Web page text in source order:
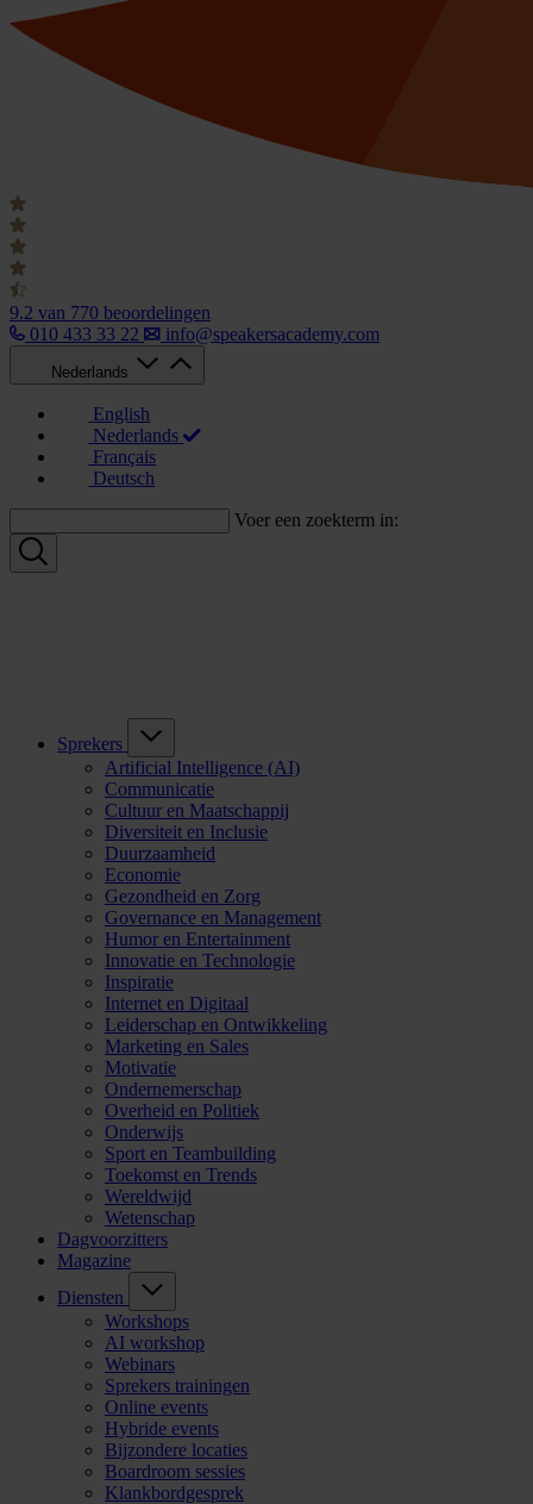
9.2 van 770 beoordelingen
010 433 33 22
info@speakersacademy.com
Nederlands
English
Nederlands
Français
Deutsch
Voer een zoekterm in:
Sprekers
Artificial Intelligence (AI)
Communicatie
Cultuur en Maatschappij
Diversiteit en Inclusie
Duurzaamheid
Economie
Gezondheid en Zorg
Governance en Management
Humor en Entertainment
Innovatie en Technologie
Inspiratie
Internet en Digitaal
Leiderschap en Ontwikkeling
Marketing en Sales
Motivatie
Ondernemerschap
Overheid en Politiek
Onderwijs
Sport en Teambuilding
Toekomst en Trends
Wereldwijd
Wetenschap
Dagvoorzitters
Magazine
Diensten
Workshops
AI workshop
Webinars
Sprekers trainingen
Online events
Hybride events
Bijzondere locaties
Boardroom sessies
Klankbordgesprek